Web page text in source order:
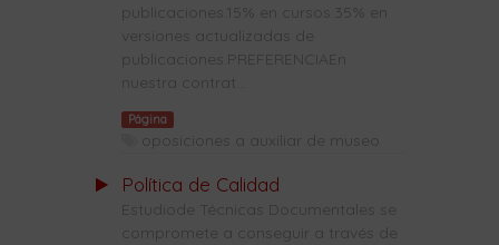
publicaciones.15% en cursos.35% en
versiones actualizadas de
publicaciones.PREFERENCIAEn
nuestra contrat...
Página
oposiciones a auxiliar de museo
Política de Calidad
Estudiode Técnicas Documentales se
compromete a conseguir a través de